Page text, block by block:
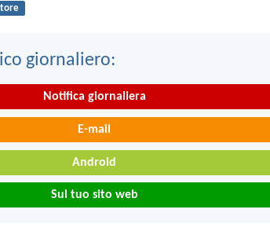
giornaliero:
Notifica giornaliera
E-mail
Android
Sul tuo sito web